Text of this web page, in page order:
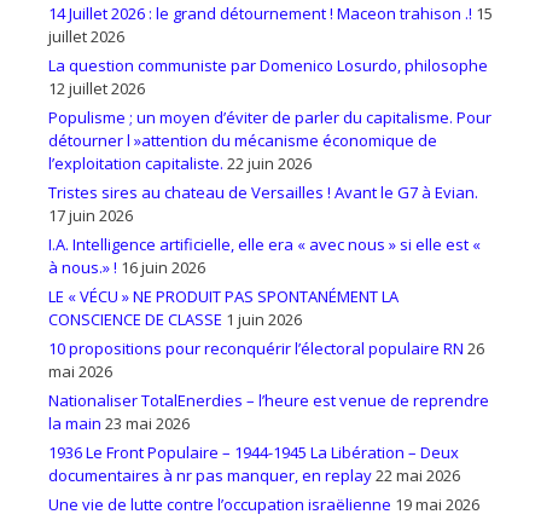
14 Juillet 2026 : le grand détournement ! Maceon trahison .! 15
juillet 2026
La question communiste par Domenico Losurdo, philosophe
12 juillet 2026
Populisme ; un moyen d’éviter de parler du capitalisme. Pour
détourner l »attention du mécanisme économique de
l’exploitation capitaliste. 22 juin 2026
Tristes sires au chateau de Versailles ! Avant le G7 à Evian.
17 juin 2026
I.A. Intelligence artificielle, elle era « avec nous » si elle est «
à nous.» ! 16 juin 2026
LE « VÉCU » NE PRODUIT PAS SPONTANÉMENT LA
CONSCIENCE DE CLASSE 1 juin 2026
10 propositions pour reconquérir l’électoral populaire RN 26
mai 2026
Nationaliser TotalEnerdies – l’heure est venue de reprendre
la main 23 mai 2026
1936 Le Front Populaire – 1944-1945 La Libération – Deux
documentaires à nr pas manquer, en replay22 mai 2026
Une vie de lutte contre l’occupation israëlienne 19 mai 2026